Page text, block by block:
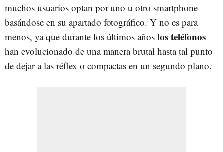
muchos usuarios optan por uno u otro smartphone
basándose en su apartado fotográfico. Y no es para
menos, ya que durante los últimos años los teléfonos
han evolucionado de una manera brutal hasta tal punto
de dejar a las réflex o compactas en un segundo plano.